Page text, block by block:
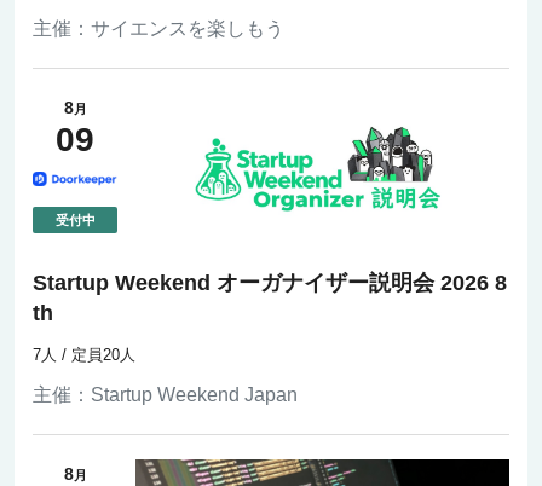
主催： サイエンスを楽しもう
8月
09
Startup Weekend オーガナイザー説明会 2026 8
th
主催： Startup Weekend Japan
7人 / 定員20人
8月